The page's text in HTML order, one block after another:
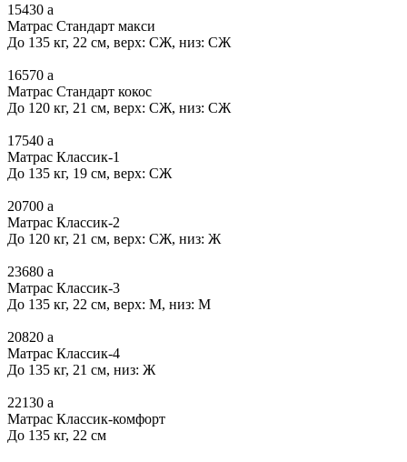
15430 a
Матрас Стандарт макси
До 135 кг, 22 см, верх: СЖ, низ: СЖ
16570 a
Матрас Стандарт кокос
До 120 кг, 21 см, верх: СЖ, низ: СЖ
17540 a
Матрас Классик-1
До 135 кг, 19 см, верх: СЖ
20700 a
Матрас Классик-2
До 120 кг, 21 см, верх: СЖ, низ: Ж
23680 a
Матрас Классик-3
До 135 кг, 22 см, верх: М, низ: М
20820 a
Матрас Классик-4
До 135 кг, 21 см, низ: Ж
22130 a
Матрас Классик-комфорт
До 135 кг, 22 см